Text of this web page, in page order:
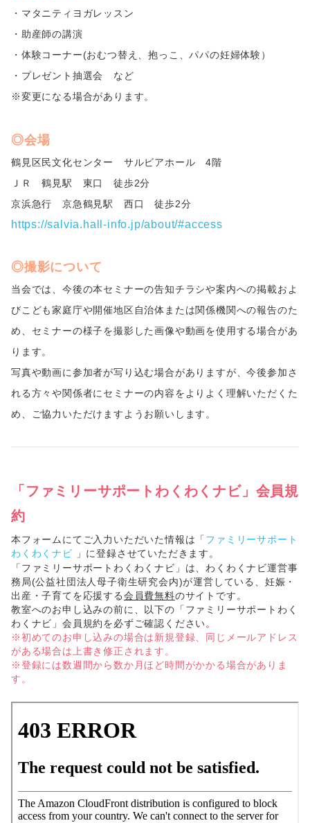
・マタニティヨガレッスン
・助産師の講演
・体験コーナー(おむつ替え、抱っこ、パパの妊婦体験）
・プレゼント抽選会 など
※変更になる場合があります。
◎会場
鶴見区民文化センター サルビアホール 4階
ＪＲ 鶴見駅 東口 徒歩2分
京浜急行 京急鶴見駅 西口 徒歩2分
https://salvia.hall-info.jp/about/#access
◎撮影について
当会では、今後の本セミナーの告知チラシや案内への掲載およ
びこども家庭庁や開催地区自治体または関係機関への報告のた
め、セミナーの様子を撮影した画像や動画を使用する場合があ
ります。
写真や動画に参加者が写り込む場合がありますが、今後参加さ
れる方々や関係者にセミナーの内容をよりよく理解いただくた
め、ご協力いただけますようお願いします。
「ファミリーサポートわくわくナビ」会員規
約
本フォームにてご入力いただいた情報は「 ファミリーサポート
わくわくナビ
」に登録させていただきます。
「ファミリーサポートわくわくナビ」は、わくわくナビ運営事
務局(公益社団法人母子衛生研究会内)が運営している、妊娠・
出産・子育てを応援する会員費無料のサイトです。
教室へのお申し込みの前に、以下の「ファミリーサポートわく
わくナビ」会員規約を必ずご確認ください。
※初めてのお申し込みの場合は新規登録、同じメールアドレス
がある場合は上書き修正されます。
※登録には数週間から数か月ほど時間がかかる場合がありま
す。